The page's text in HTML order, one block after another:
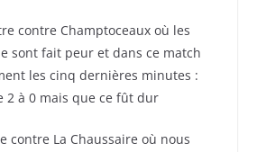
contre Champtoceaux où les
sont fait peur et dans ce match
les cinq dernières minutes :
2 à 0 mais que ce fût dur
contre La Chaussaire où nous